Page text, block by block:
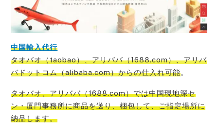
中国輸入代行
タオバオ（taobao）、アリババ（1688.com）、アリバ
バドットコム（alibaba.com）からの仕入れ可能。
タオバオ、アリババ（1688.com）では中国現地深セ
ン・厦門事務所に商品を送り、梱包して、ご指定場所に
納品します。